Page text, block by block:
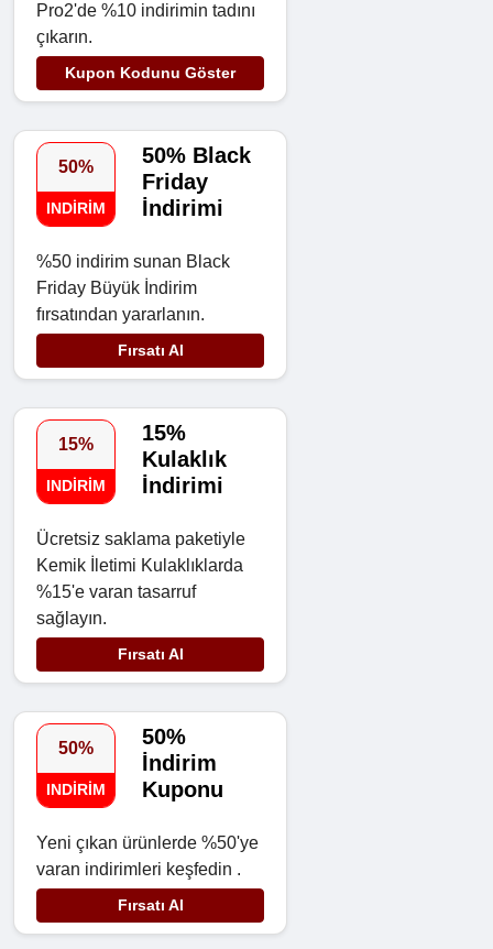
Pro2'de %10 indirimin tadını
çıkarın.
Kupon Kodunu Göster
50%
INDIRIM
50% Black
Friday
İndirimi
%50 indirim sunan Black
Friday Büyük İndirim
fırsatından yararlanın.
Fırsatı Al
15%
INDIRIM
15%
Kulaklık
İndirimi
Ücretsiz saklama paketiyle
Kemik İletimi Kulaklıklarda
%15'e varan tasarruf
sağlayın.
Fırsatı Al
50%
INDIRIM
50%
İndirim
Kuponu
Yeni çıkan ürünlerde %50'ye
varan indirimleri keşfedin .
Fırsatı Al